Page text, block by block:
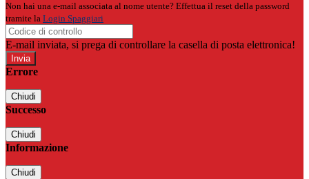
Non hai una e-mail associata al nome utente? Effettua il reset della password
tramite la Login Spaggiari
E-mail inviata, si prega di controllare la casella di posta elettronica!
Errore
Chiudi
Successo
Chiudi
Informazione
Chiudi